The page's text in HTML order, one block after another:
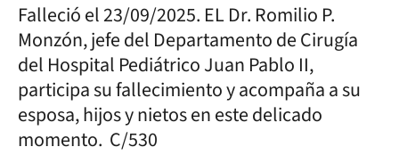
Falleció el 23/09/2025. EL Dr. Romilio P.
Monzón, jefe del Departamento de Cirugía
del Hospital Pediátrico Juan Pablo II,
participa su fallecimiento y acompaña a su
esposa, hijos y nietos en este delicado
momento. C/530